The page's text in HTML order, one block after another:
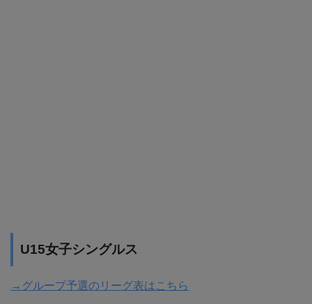
U15女子シングルス
→グループ予選のリーグ表はこちら